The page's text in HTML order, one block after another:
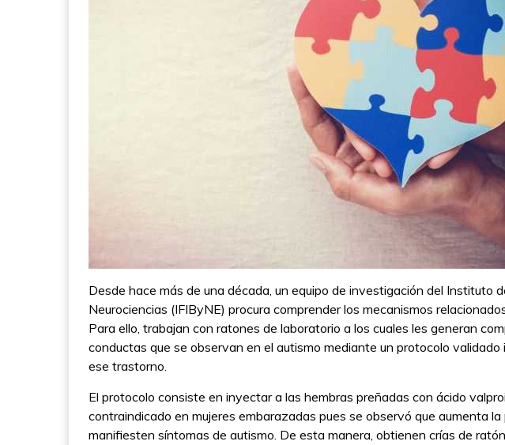
Desde hace más de una década, un equipo de investigación del Instituto
Neurociencias (IFIByNE) procura comprender los mecanismos
Para ello, trabajan con ratones de laboratorio a los cuales les generan
conductas que se observan en el autismo mediante un protocolo
ese trastorno.
El protocolo consiste en inyectar a las hembras preñadas con ácido
contraindicado en mujeres embarazadas pues se observó que aumenta
manifiesten síntomas de autismo. De esta manera, obtienen crías de